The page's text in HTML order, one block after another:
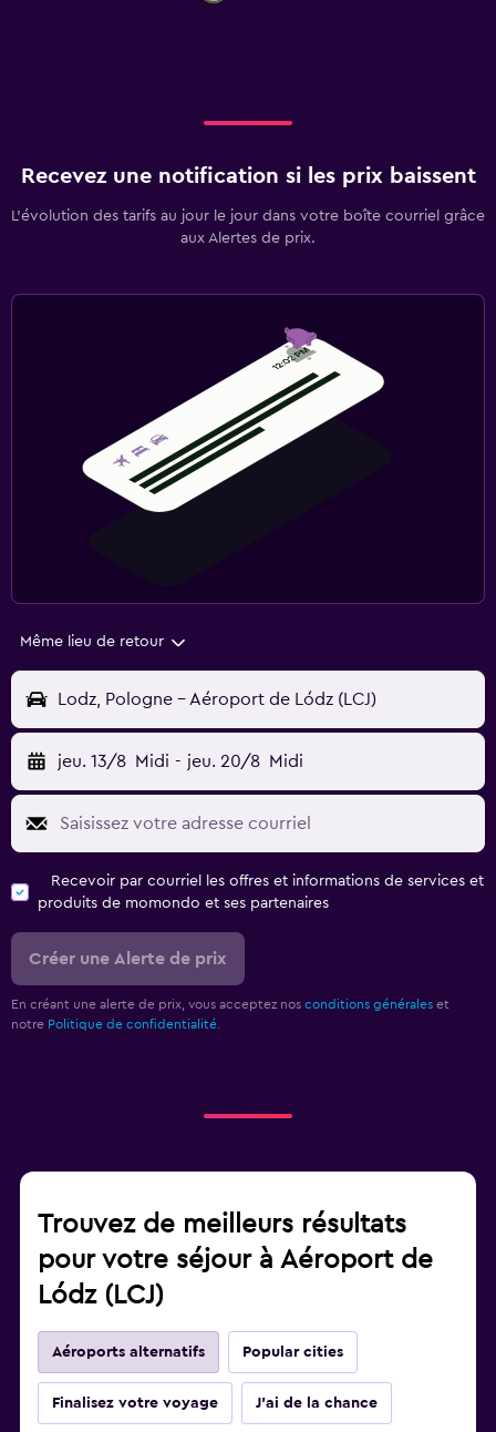
Recevez une notification si les prix baissent
L’évolution des tarifs au jour le jour dans votre boîte courriel grâce
aux Alertes de prix.
Même lieu de retour
Lodz, Pologne - Aéroport de Lódz (LCJ)
jeu. 13/8 Midi - jeu. 20/8 Midi
Recevoir par courriel les offres et informations de services et
produits de momondo et ses partenaires
Créer une Alerte de prix
En créant une alerte de prix, vous acceptez nos conditions générales et
notre Politique de confidentialité.
Trouvez de meilleurs résultats
pour votre séjour à Aéroport de
Lódz (LCJ)
Aéroports alternatifs Popular cities
Finalisez votre voyage J'ai de la chance